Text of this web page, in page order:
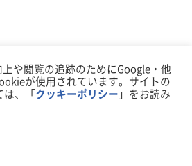
一覧に戻る
や閲覧の追跡のためにGoogle・他
が使用されています。サイトの
、「 クッキーポリシー 」をお読み